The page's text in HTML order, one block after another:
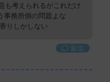
も考えられるがこれだけ
事務所側の問題よな
りしかしない
返信